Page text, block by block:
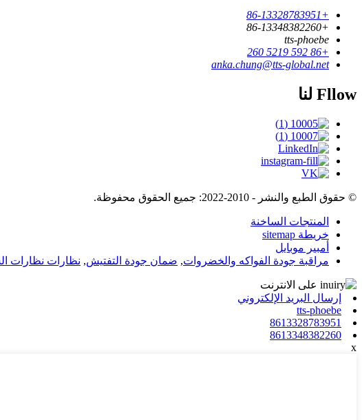
+86-13328783951
+86-13348382260
tts-phoebe
+86 592 5219 260
anka.chung@tts-global.net
Fllow لنا
© حقوق الطبع والنشر - 2010-2022: جميع الحقوق محفوظة.
المنتجات الساخنة
خريطة sitemap
أمبير موبايل
مراقبة جودة الفواكه والخضروات, ضمان جودة التفتيش, نظارات نظارات
إرسال البريد الإلكتروني
tts-phoebe
8613328783951
8613348382260
x